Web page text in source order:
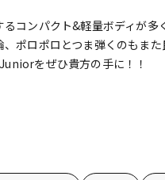
コンパクト&軽量ボディが
ポロポロとつま弾くのもま
をぜひ貴方の手に！！